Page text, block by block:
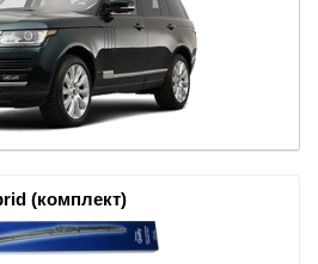
(комплект)